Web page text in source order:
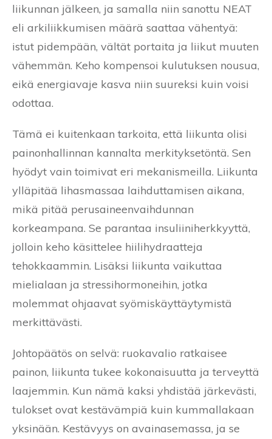
liikunnan jälkeen, ja samalla niin sanottu NEAT
eli arkiliikkumisen määrä saattaa vähentyä:
istut pidempään, vältät portaita ja liikut muuten
vähemmän. Keho kompensoi kulutuksen nousua,
eikä energiavaje kasva niin suureksi kuin voisi
odottaa.
Tämä ei kuitenkaan tarkoita, että liikunta olisi
painonhallinnan kannalta merkityksetöntä. Sen
hyödyt vain toimivat eri mekanismeilla. Liikunta
ylläpitää lihasmassaa laihduttamisen aikana,
mikä pitää perusaineenvaihdunnan
korkeampana. Se parantaa insuliiniherkkyyttä,
jolloin keho käsittelee hiilihydraatteja
tehokkaammin. Lisäksi liikunta vaikuttaa
mielialaan ja stressihormoneihin, jotka
molemmat ohjaavat syömiskäyttäytymistä
merkittävästi.
Johtopäätös on selvä: ruokavalio ratkaisee
painon, liikunta tukee kokonaisuutta ja terveyttä
laajemmin. Kun nämä kaksi yhdistää järkevästi,
tulokset ovat kestävämpiä kuin kummallakaan
yksinään. Kestävyys on avainasemassa, ja se